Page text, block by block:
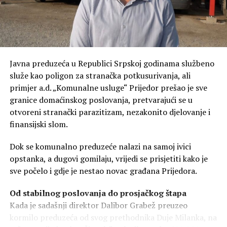
Mrkonjić Gradu,
jednostavno nema nikakvu
perspektivu“, istakao je
Kresojević.
Borci sačuvali Srpsku, a vlast je prazni
Prema riječima narodnog poslanika, neshvatljivo je da
vlast troši budžetski novac na razne druge prioritete,
zanemaruje.
„Borci su dali posljednji
atom snage da sačuvari
Republiku Srpsku, a vlast
Javna preduzeća u Republici Srpskoj godinama službeno
služe kao poligon za stranačka potkusurivanja, ali
primjer a.d. „Komunalne usluge“ Prijedor prešao je sve
granice domaćinskog poslovanja, pretvarajući se u
otvoreni stranački parazitizam, nezakonito djelovanje i
finansijski slom.
Dok se komunalno preduzeće nalazi na samoj ivici
opstanka, a dugovi gomilaju, vrijedi se prisjetiti kako je
sve počelo i gdje je nestao novac građana Prijedora.
Od stabilnog poslovanja do prosjačkog štapa
Kada je sadašnji direktor Dalibor Grabež preuzeo
kormilo preduzeća od svog prethodnika Duje Milanka, na